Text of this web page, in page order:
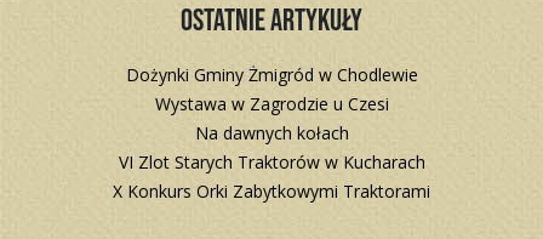
Ostatnie artykuły
Dożynki Gminy Żmigród w Chodlewie
Wystawa w Zagrodzie u Czesi
Na dawnych kołach
VI Zlot Starych Traktorów w Kucharach
X Konkurs Orki Zabytkowymi Traktorami